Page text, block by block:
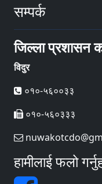
सम्पर्क
जिल्ला प्रशासन
विदुर
०१०-५६००३३
०१०-५६०३३३
हामीलाई फलो